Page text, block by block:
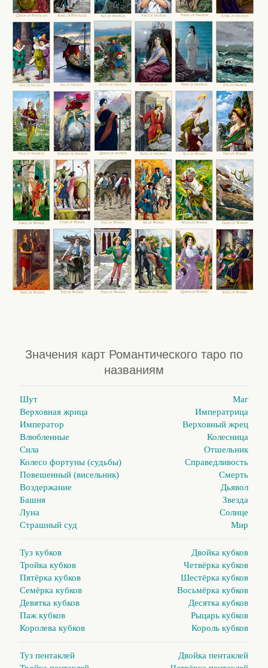
Значения карт Романтического таро по
названиям
Шут
Маг
Верховная жрица
Императрица
Император
Верховный жрец
Влюбленные
Колесница
Сила
Отшельник
Колесо фортуны (судьбы)
Справедливость
Повешенный (висельник)
Смерть
Воздержание
Дьявол
Башня
Звезда
Луна
Солнце
Страшный суд
Мир
Туз кубков
Двойка кубков
Тройка кубков
Четвёрка кубков
Пятёрка кубков
Шестёрка кубков
Семёрка кубков
Восьмёрка кубков
Девятка кубков
Десятка кубков
Паж кубков
Рыцарь кубков
Королева кубков
Король кубков
Туз пентаклей
Двойка пентаклей